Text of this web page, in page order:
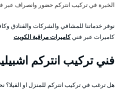
الخبرة في تركيب انتركم حضور وانصراف عبر
نوفر خدماتنا للمشافي والشركات والفنادق
كاميرات عبر فنيكاميرات مراقبة الكويت
فني تركيب انتركم
هل ترغب في تركيب انتركم للمنزل او الفيلا؟